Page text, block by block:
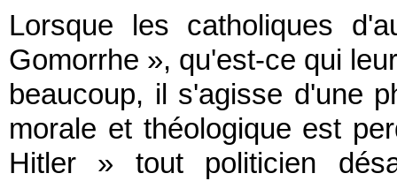
Lorsque les catholiques
Gomorrhe », qu'est-ce qui
beaucoup, il s'agisse d'une
morale et théologique est
Hitler » tout politicien